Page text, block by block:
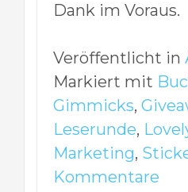
Dank im Voraus.
Veröffentlicht in
Markiert mit
Gimmicks,
Leserunde,
Marketing,
Kommentare